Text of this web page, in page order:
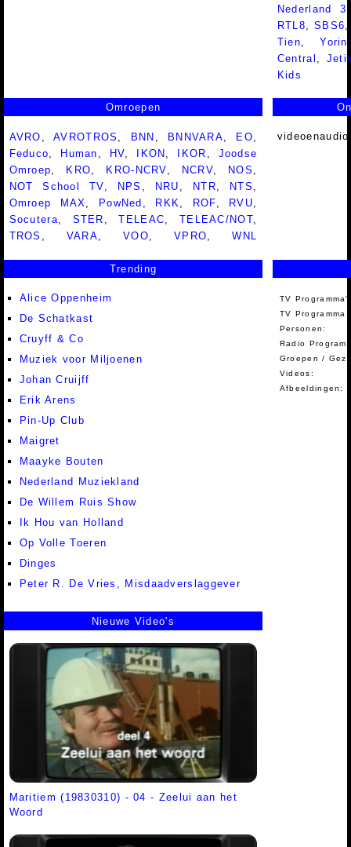
Nederland
RTL8 ,SBS6
Tien ,Yorin
Central
Kids
Omroepen
AVRO ,AVROTROS , BNN , BNNVARA, EO,
Feduco, Human , HV, IKON , IKOR , Joodse
Omroep, KRO, KRO-NCRV, NCRV, NOS ,
NOT School TV, NPS , NRU , NTR, NTS ,
Omroep MAX, PowNed , RKK, ROF, RVU,
Socutera, STER ,TELEAC, TELEAC/NOT,
TROS , VARA,VOO,VPRO,WNL
Trending
Alice Oppenheim
De Schatkast
Cruyff & Co
Muziek voor Miljoenen
Johan Cruijff
Erik Arens
Pin-Up Club
Maigret
Maayke Bouten
Nederland Muziekland
De Willem Ruis Show
Ik Hou van Holland
Op Volle Toeren
Dinges
Peter R. De Vries, Misdaadverslaggever
TV
TV Programma
Personen:
Radio
Groepen /
Videos:
Afbeeldingen:
Nieuwe Video's
Maritiem (19830310) - 04 - Zeelui aan het
Woord